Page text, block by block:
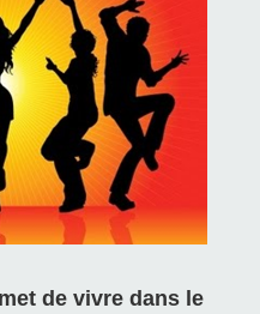
de vivre dans le